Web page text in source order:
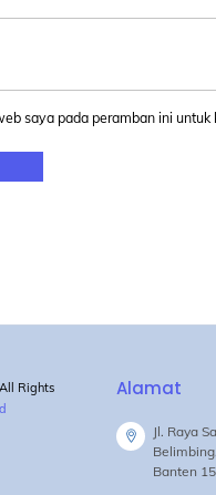
saya pada peramban ini
Rights
Alamat
Jl. Raya
Banten